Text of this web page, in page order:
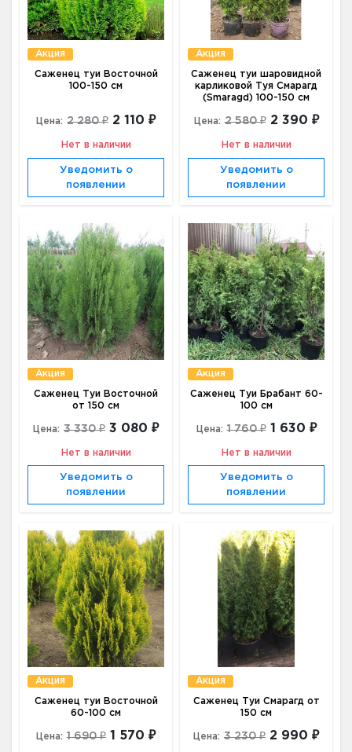
Акция
Саженец туи Восточной
100-150 см
Цена: 2 280 ₽ 2 110 ₽
Нет в наличии
Уведомить о
появлении
Акция
Саженец туи шаровидной
карликовой Туя Смарагд
(Smaragd) 100-150 см
Цена: 2 580 ₽ 2 390 ₽
Нет в наличии
Уведомить о
появлении
Акция
Саженец Туи Восточной
от 150 см
Цена: 3 330 ₽ 3 080 ₽
Нет в наличии
Уведомить о
появлении
Акция
Саженец Туи Брабант 60-
100 см
Цена: 1 760 ₽ 1 630 ₽
Нет в наличии
Уведомить о
появлении
Акция
Саженец туи Восточной
60-100 см
Цена: 1 690 ₽ 1 570 ₽
Акция
Саженец Туи Смарагд от
150 см
Цена: 3 230 ₽ 2 990 ₽